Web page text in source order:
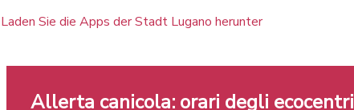
Laden Sie die Apps der Stadt Lugano herunter
Allerta canicola: orari degli ecocentri